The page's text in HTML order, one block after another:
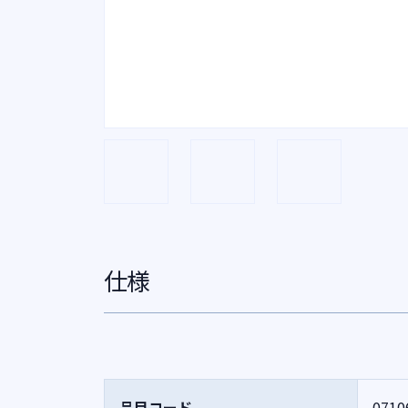
仕様